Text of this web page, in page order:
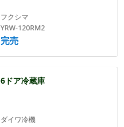
フクシマ
YRW-120RM2
完売
6ドア冷蔵庫
ダイワ冷機